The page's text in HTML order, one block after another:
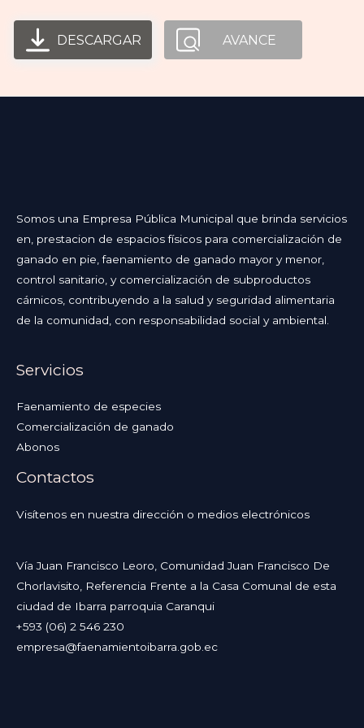
DESCARGAR AVANCE
Somos una Empresa Pública Municipal que brinda servicios
en, prestacion de espacios físicos para comercialización de
ganado en pie, faenamiento de ganado mayor y menor,
control sanitario, y comercialización de subproductos
cárnicos, contribuyendo a la salud y seguridad alimentaria
de la comunidad, con responsabilidad social y ambiental.
Servicios
Faenamiento de especies
Comercialización de ganado
Abonos
Contactos
Visítenos en nuestra dirección o medios electrónicos
Vía Juan Francisco Leoro, Comunidad Juan Francisco De
Chorlavisito, Referencia Frente a la Casa Comunal de esta
ciudad de Ibarra parroquia Caranqui
+593 (06) 2 546 230
empresa@faenamientoibarra.gob.ec